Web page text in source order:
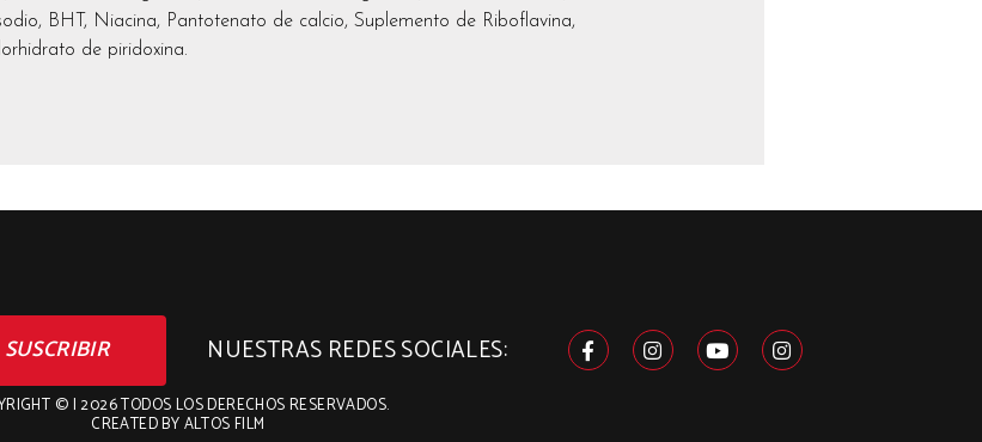
BHT, Niacina, Pantotenato de calcio, Suplemento de Riboflavina,
de piridoxina.
SUSCRIBIR NUESTRAS REDES SOCIALES:
©| 2026TODOS LOS DERECHOS RESERVADOS.
CREATED BY ALTOS FILM